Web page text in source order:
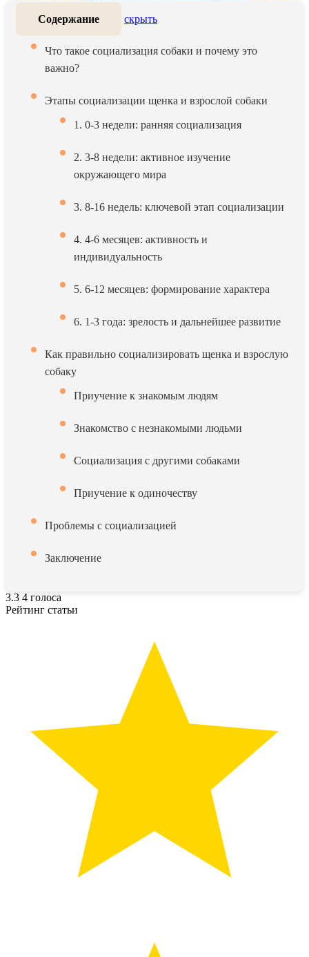
Содержание скрыть
Что такое социализация собаки и почему это
важно?
Этапы социализации щенка и взрослой собаки
1. 0-3 недели: ранняя социализация
2. 3-8 недели: активное изучение
окружающего мира
3. 8-16 недель: ключевой этап социализации
4. 4-6 месяцев: активность и
индивидуальность
5. 6-12 месяцев: формирование характера
6. 1-3 года: зрелость и дальнейшее развитие
Как правильно социализировать щенка и взрослую
собаку
Приучение к знакомым людям
Знакомство с незнакомыми людьми
Социализация с другими собаками
Приучение к одиночеству
Проблемы с социализацией
Заключение
3.3 4 голоса
Рейтинг статьи